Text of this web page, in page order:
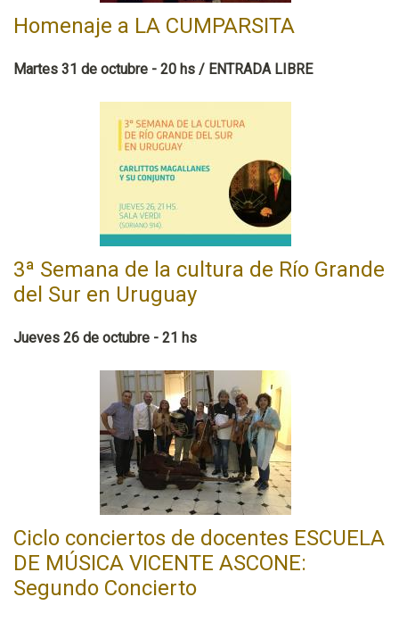
Homenaje a LA CUMPARSITA
Martes 31 de octubre - 20 hs / ENTRADA LIBRE
3ª Semana de la cultura de Río Grande
del Sur en Uruguay
Jueves 26 de octubre - 21 hs
Ciclo conciertos de docentes ESCUELA
DE MÚSICA VICENTE ASCONE:
Segundo Concierto